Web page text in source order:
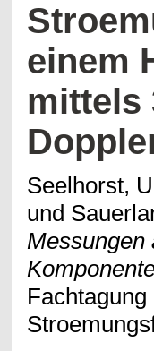
einem
mittels
Seelhorst,
und
Messungen